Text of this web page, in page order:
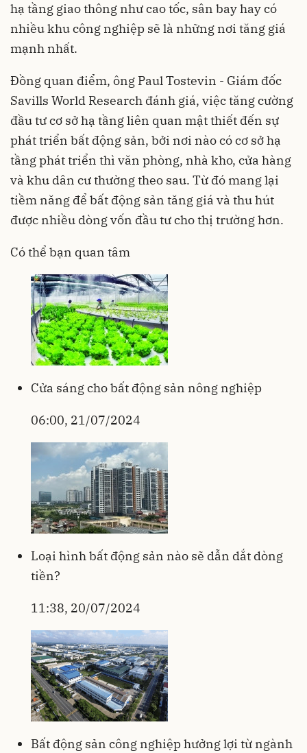
hạ tầng giao thông như cao tốc, sân bay hay có
nhiều khu công nghiệp sẽ là những nơi tăng giá
mạnh nhất.
Đồng quan điểm, ông Paul Tostevin - Giám đốc
Savills World Research đánh giá, việc tăng cường
đầu tư cơ sở hạ tầng liên quan mật thiết đến sự
phát triển bất động sản, bởi nơi nào có cơ sở hạ
tầng phát triển thì văn phòng, nhà kho, cửa hàng
và khu dân cư thường theo sau. Từ đó mang lại
tiềm năng để bất động sản tăng giá và thu hút
được nhiều dòng vốn đầu tư cho thị trường hơn.
Có thể bạn quan tâm
Cửa sáng cho bất động sản nông nghiệp
06:00, 21/07/2024
Loại hình bất động sản nào sẽ dẫn dắt dòng
tiền?
11:38, 20/07/2024
Bất động sản công nghiệp hưởng lợi từ ngành